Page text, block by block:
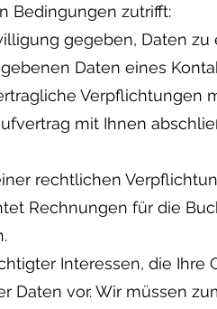
Bedingungen zutrifft:
gegeben, Daten
Daten eines
Verpflichtungen
mit Ihnen
rechtlichen
Rechnungen für die
Interessen, die Ihre
Daten vor. Wir müssen